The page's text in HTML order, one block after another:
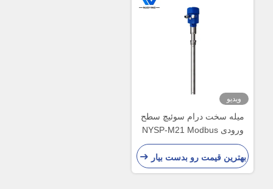
ویدیو
میله سخت درام سوئیچ سطح
ورودی NYSP-M21 Modbus
RF
بهترین قیمت رو بدست بیار